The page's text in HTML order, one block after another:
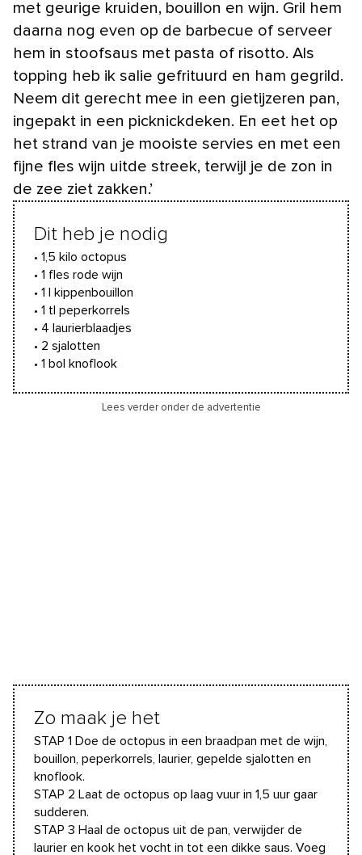
met geurige kruiden, bouillon en wijn. Gril hem
daarna nog even op de barbecue of serveer
hem in stoofsaus met pasta of risotto. Als
topping heb ik salie gefrituurd en ham gegrild.
Neem dit gerecht mee in een gietijzeren pan,
ingepakt in een picknickdeken. En eet het op
het strand van je mooiste servies en met een
fijne fles wijn uitde streek, terwijl je de zon in
de zee ziet zakken.’
Dit heb je nodig
• 1,5 kilo octopus
• 1 fles rode wijn
• 1 l kippenbouillon
• 1 tl peperkorrels
• 4 laurierblaadjes
• 2 sjalotten
• 1 bol knoflook
Lees verder onder de advertentie
Zo maak je het
STAP 1 Doe de octopus in een braadpan met de wijn,
bouillon, peperkorrels, laurier, gepelde sjalotten en
knoflook.
STAP 2 Laat de octopus op laag vuur in 1,5 uur gaar
sudderen.
STAP 3 Haal de octopus uit de pan, verwijder de
laurier en kook het vocht in tot een dikke saus. Voeg